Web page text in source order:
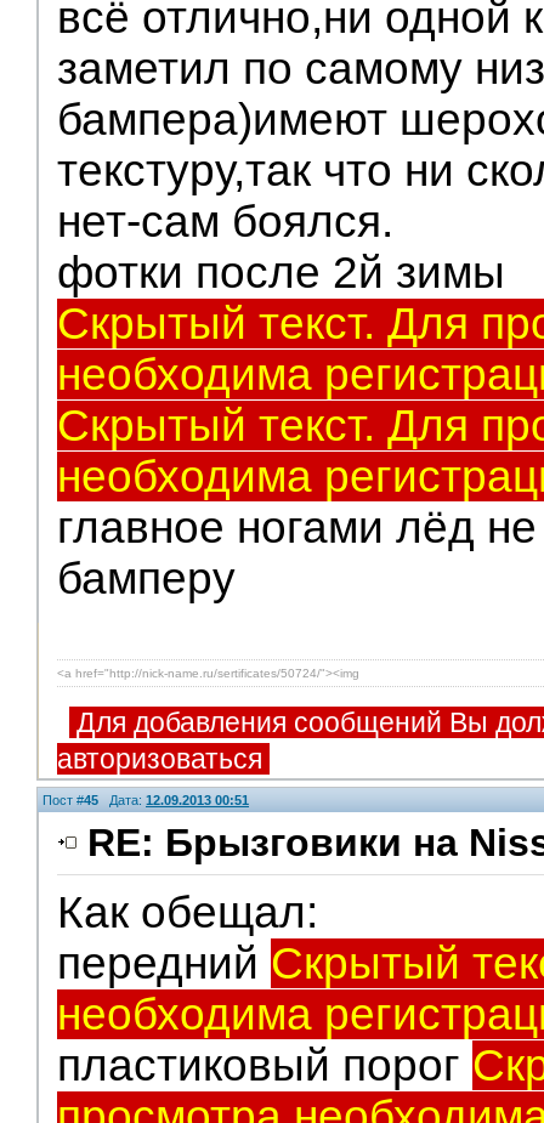
всё отлично,ни одной
заметил по самому
бампера)имеют
текстуру,так что ни
нет-сам боялся.
фотки после 2й зимы
Скрытый текст. Для
необходима
Скрытый текст. Для
необходима
главное ногами лёд
бамперу
<a href="http://nick-name.ru/sertificates/50724/"><img
Для добавления сообщений Вы
авторизоваться
Пост #45 Дата: 12.09.2013 00:51
RE: Брызговики на
Как обещал:
передний Скрытый
необходима
пластиковый порог